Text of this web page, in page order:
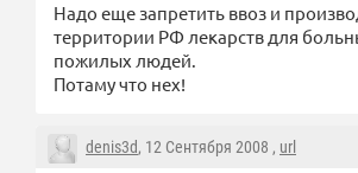
Надо еще запретить ввоз и
территории РФ лекарств для
пожилых людей.
Потаму что нех!
denis3d, 12 Сентября 2008 , url